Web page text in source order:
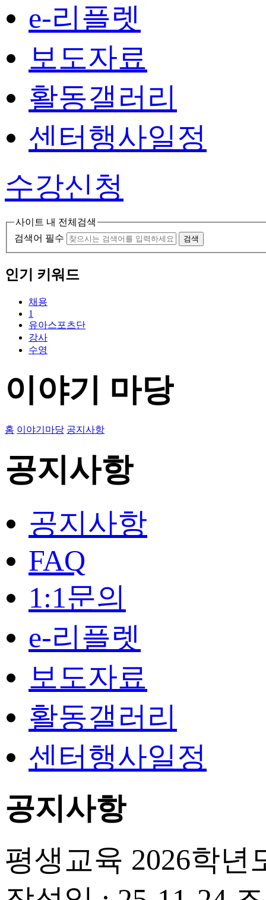
e-리플렛
보도자료
활동갤러리
센터행사일정
수강신청
사이트 내 전체검색
검색어 필수
검색
인기 키워드
채용
1
유아스포츠단
강사
수영
이야기 마당
홈 이야기마당 공지사항
공지사항
공지사항
FAQ
1:1문의
e-리플렛
보도자료
활동갤러리
센터행사일정
공지사항
평생교육 2026학년